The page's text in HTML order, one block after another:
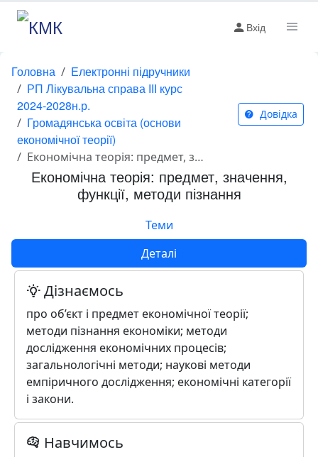
Вхід
Головна
Електронні підручники
РП Лікувальна справа ІІІ курс
2024-2028н.р.
Громадянська освіта (основи
економічної теорії)
Економічна теорія: предмет, значення, функції, методи пізнання
Довідка
Економічна теорія: предмет, значення,
функції, методи пізнання
Теми
Деталі
Дізнаємось
про об’єкт і предмет економічної теорії;
методи пізнання економіки; методи
дослідження економічних процесів;
загальнологічні методи; наукові методи
емпіричного дослідження; економічні категорії
і закони.
Навчимось